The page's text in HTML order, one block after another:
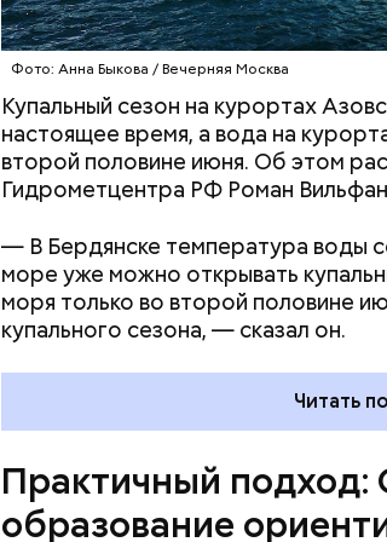
Фото: Анна Быкова / Вечерняя Москва
Купальный сезон на курортах
настоящее время, а вода на
второй половине июня. Об этом
Гидрометцентра РФ Роман
— В Бердянске температура воды
море уже можно открывать
моря только во второй половине
купального сезона, — сказал он.
Читать
Практичный
образование
— Михаил Асланович, расскажите
приоритетах, которые стоят
пять-десять лет.